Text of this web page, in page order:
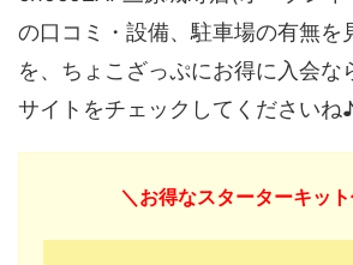
の口コミ・設備、駐車場の有無を
を、ちょこざっぷにお得に入会な
サイトをチェックしてくださいね
＼お得なスターターキッ